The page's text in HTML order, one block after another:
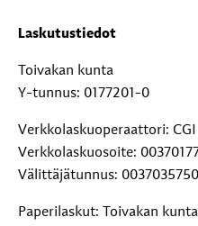
Laskutustiedot
Toivakan kunta
Y-tunnus: 0177201-0
Verkkolaskuoperaattori:
Verkkolaskuosoite:
Välittäjätunnus:
Paperilaskut: Toivakan